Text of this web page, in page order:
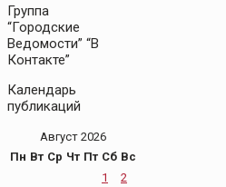
Группа
“Городские
Ведомости” “В
Контакте”
Календарь
публикаций
Август 2026
Пн Вт Ср Чт Пт Сб Вс
1
2